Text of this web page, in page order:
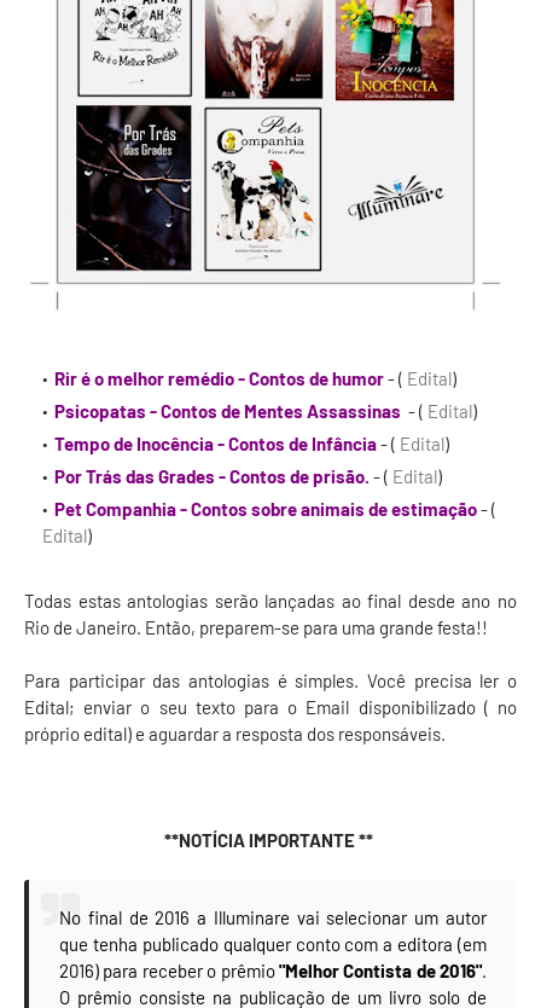
Rir é o melhor remédio - Contos de humor- ( Edital)
Psicopatas - Contos de Mentes Assassinas - ( Edital)
Tempo de Inocência - Contos de Infância- ( Edital)
Por Trás das Grades - Contos de prisão. - ( Edital)
Pet Companhia - Contos sobre animais de estimação- (
Edital)
Todas estas antologias serão lançadas ao final desde ano no
Rio de Janeiro. Então, preparem-se para uma grande festa!!
Para participar das antologias é simples. Você precisa ler o
Edital; enviar o seu texto para o Email disponibilizado ( no
próprio edital) e aguardar a resposta dos responsáveis.
**NOTÍCIA IMPORTANTE **
No final de 2016 a Illuminare vai selecionar um autor
que tenha publicado qualquer conto com a editora (em
2016) para receber o prêmio"Melhor Contista de 2016".
O prêmio consiste na publicação de um livro solo de